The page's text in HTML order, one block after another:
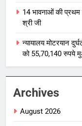
14 भावनाओं की प्रथम
श्री जी
न्यायालय मोटरयान
को 55,70,140 रुपये
Archives
August 2026